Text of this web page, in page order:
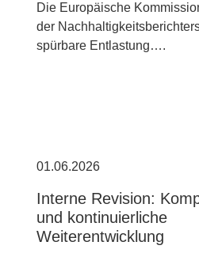
Die Europäische
der
spürbare Entlastung….
01.06.2026
Interne Revision:
und kontinuierliche
Weiterentwicklung